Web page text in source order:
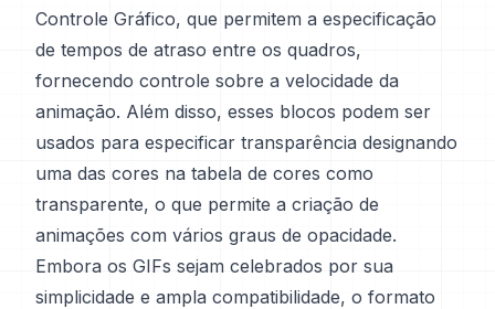
Controle Gráfico, que permitem a especificação
de tempos de atraso entre os quadros,
fornecendo controle sobre a velocidade da
animação. Além disso, esses blocos podem ser
usados para especificar transparência designando
uma das cores na tabela de cores como
transparente, o que permite a criação de
animações com vários graus de opacidade.
Embora os GIFs sejam celebrados por sua
simplicidade e ampla compatibilidade, o formato